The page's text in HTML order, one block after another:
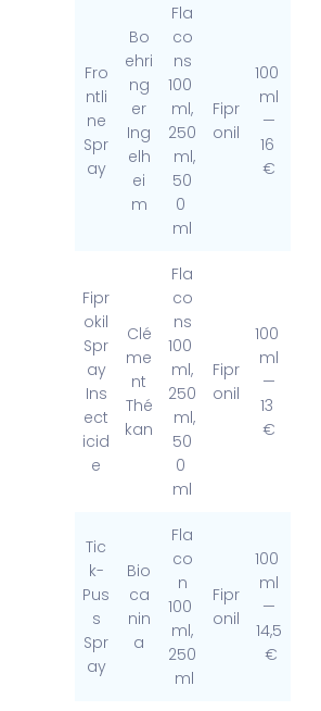
Fro
ntli
ne
Spr
ay
Bo
ehri
ng
er
Ing
elh
ei
m
Fla
co
ns
100
ml,
250
ml,
50
0
ml
Fipr
onil
100
ml
—
16
€
Fipr
okil
Spr
ay
Ins
ect
icid
e
Clé
me
nt
Thé
kan
Fla
co
ns
100
ml,
250
ml,
50
0
ml
Fipr
onil
100
ml
—
13
€
Tic
k-
Pus
s
Spr
ay
Bio
ca
nin
a
Fla
co
n
100
ml,
250
ml
Fipr
onil
100
ml
—
14,5
€